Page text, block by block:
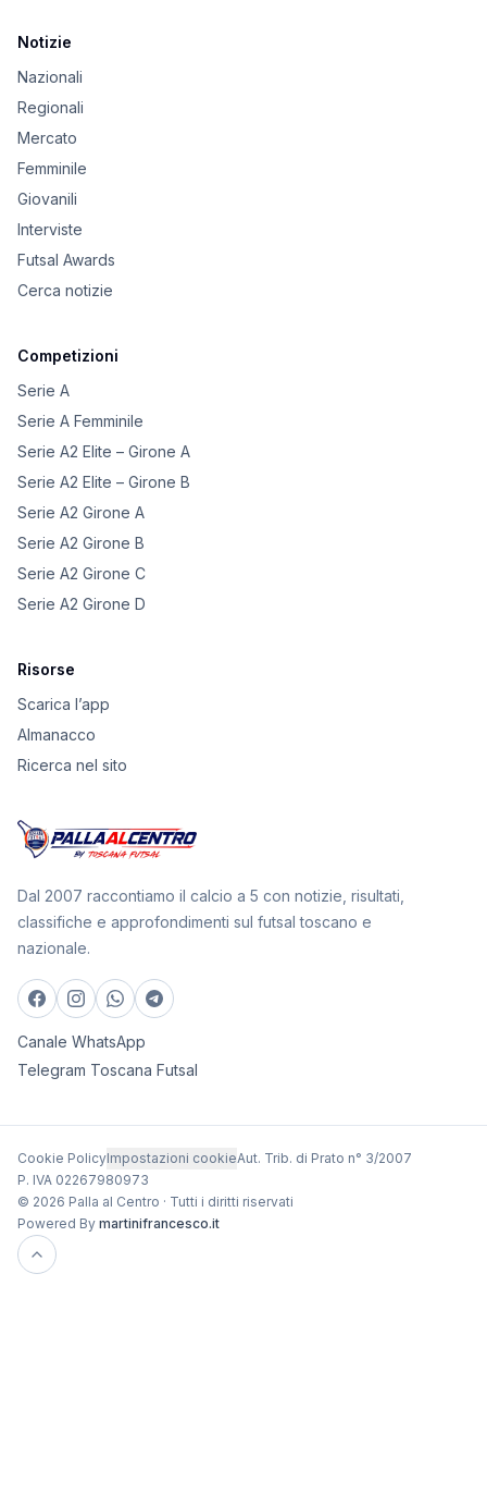
Notizie
Nazionali
Regionali
Mercato
Femminile
Giovanili
Interviste
Futsal Awards
Cerca notizie
Competizioni
Serie A
Serie A Femminile
Serie A2 Elite – Girone A
Serie A2 Elite – Girone B
Serie A2 Girone A
Serie A2 Girone B
Serie A2 Girone C
Serie A2 Girone D
Risorse
Scarica l’app
Almanacco
Ricerca nel sito
Dal 2007 raccontiamo il calcio a 5 con notizie, risultati,
classifiche e approfondimenti sul futsal toscano e
nazionale.
Canale WhatsApp
Telegram Toscana Futsal
Cookie PolicyImpostazioni cookieAut. Trib. di Prato n° 3/2007
P. IVA 02267980973
© 2026 Palla al Centro · Tutti i diritti riservati
Powered By martinifrancesco.it